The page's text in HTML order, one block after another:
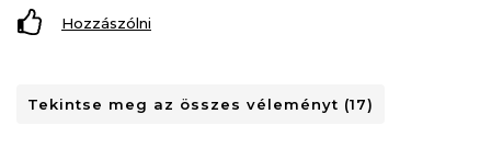
Hozzászólni
Tekintse meg az összes véleményt (17)